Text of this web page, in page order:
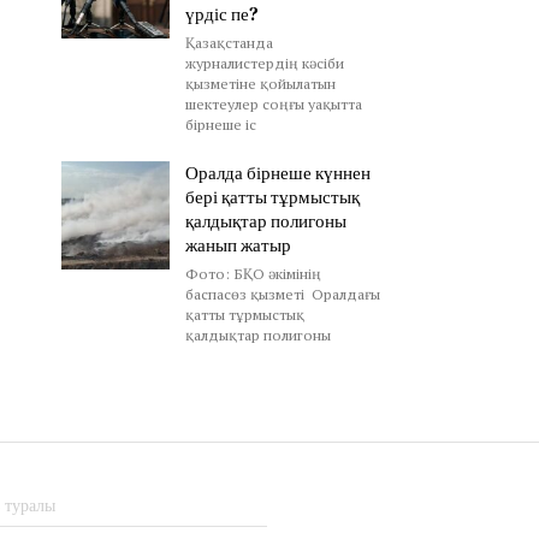
үрдіс пе?
Қазақстанда
журналистердің кәсіби
қызметіне қойылатын
шектеулер соңғы уақытта
бірнеше іс
Оралда бірнеше күннен
бері қатты тұрмыстық
қалдықтар полигоны
жанып жатыр
Фото: БҚО әкімінің
баспасөз қызметі Оралдағы
қатты тұрмыстық
қалдықтар полигоны
туралы